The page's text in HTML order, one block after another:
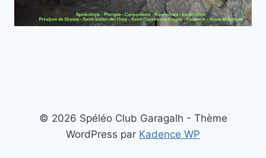
© 2026 Spéléo Club Garagalh - Thème
WordPress par Kadence WP